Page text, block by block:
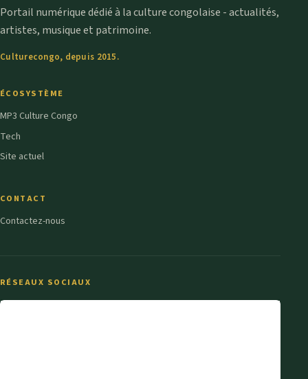
Portail numérique dédié à la culture congolaise - actualités,
artistes, musique et patrimoine.
Culturecongo, depuis 2015.
ÉCOSYSTÈME
MP3 Culture Congo
Tech
Site actuel
CONTACT
Contactez-nous
RÉSEAUX SOCIAUX